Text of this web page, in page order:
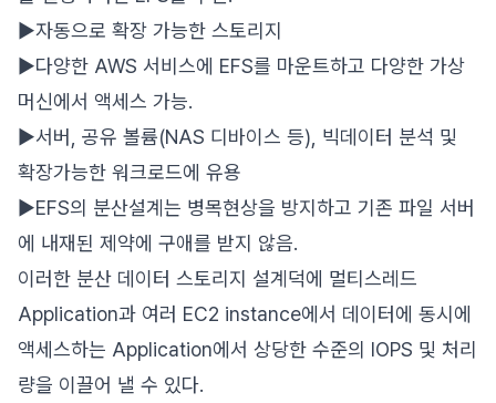
▶자동으로 확장 가능한 스토리지
▶다양한 AWS 서비스에 EFS를 마운트하고 다양한 가상
머신에서 액세스 가능.
▶서버, 공유 볼륨(NAS 디바이스 등), 빅데이터 분석 및
확장가능한 워크로드에 유용
▶EFS의 분산설계는 병목현상을 방지하고 기존 파일 서버
에 내재된 제약에 구애를 받지 않음.
이러한 분산 데이터 스토리지 설계덕에 멀티스레드
Application과 여러 EC2 instance에서 데이터에 동시에
액세스하는 Application에서 상당한 수준의 IOPS 및 처리
량을 이끌어 낼 수 있다.